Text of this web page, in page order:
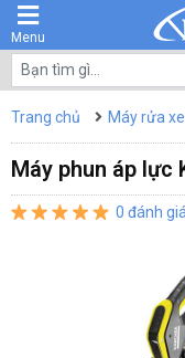
Menu
Trang chủ Máy rửa xe
Máy phun áp lực
0 đánh giá